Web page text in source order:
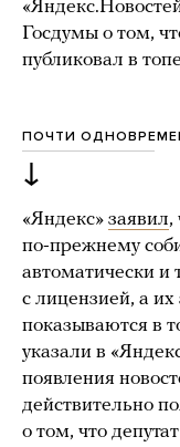
Госдумы о том,
публиковал в
ПОЧТИ
↓
«Яндекс» заявил,
по-прежнему
автоматически
с лицензией, а
показываются в
указали в
появления
действительно
о том, что